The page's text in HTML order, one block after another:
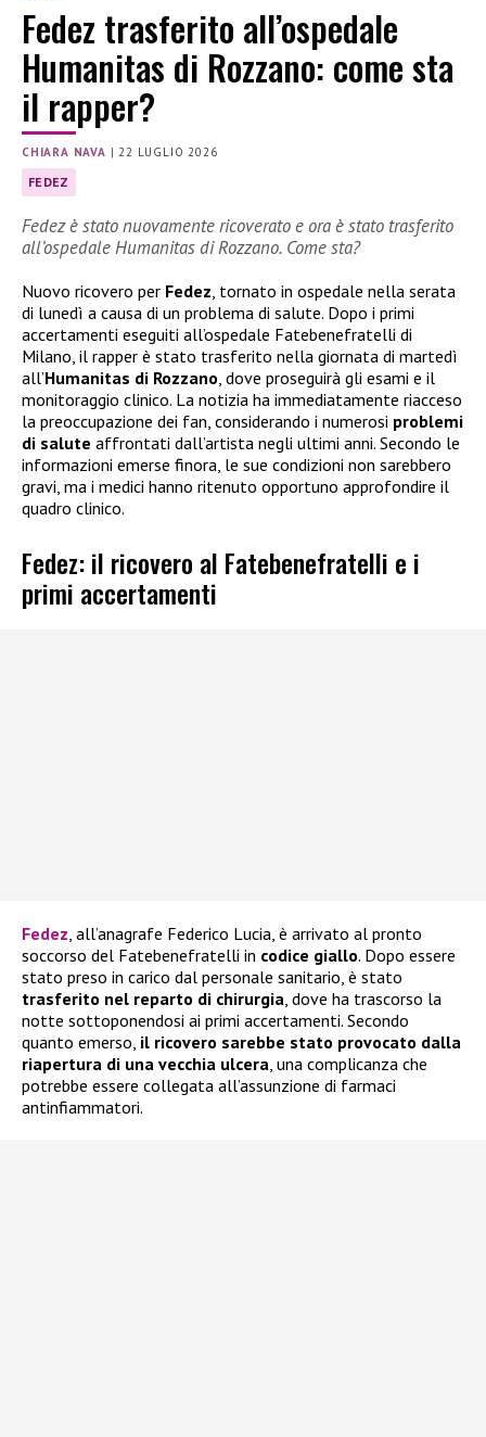
Fedez trasferito all’ospedale
Humanitas di Rozzano: come sta
il rapper?
CHIARA NAVA | 22 LUGLIO 2026
FEDEZ
Fedez è stato nuovamente ricoverato e ora è stato trasferito
all’ospedale Humanitas di Rozzano. Come sta?
Nuovo ricovero per Fedez , tornato in ospedale nella serata
di lunedì a causa di un problema di salute. Dopo i primi
accertamenti eseguiti all’ospedale Fatebenefratelli di
Milano, il rapper è stato trasferito nella giornata di martedì
all’Humanitas di Rozzano , dove proseguirà gli esami e il
monitoraggio clinico. La notizia ha immediatamente riacceso
la preoccupazione dei fan, considerando i numerosi problemi
di salute affrontati dall’artista negli ultimi anni. Secondo le
informazioni emerse finora, le sue condizioni non sarebbero
gravi, ma i medici hanno ritenuto opportuno approfondire il
quadro clinico.
Fedez: il ricovero al Fatebenefratelli e i
primi accertamenti
Fedez , all’anagrafe Federico Lucia, è arrivato al pronto
soccorso del Fatebenefratelli in codice giallo. Dopo essere
stato preso in carico dal personale sanitario, è stato
trasferito nel reparto di chirurgia , dove ha trascorso la
notte sottoponendosi ai primi accertamenti. Secondo
quanto emerso, il ricovero sarebbe stato provocato dalla
riapertura di una vecchia ulcera , una complicanza che
potrebbe essere collegata all’assunzione di farmaci
antinfiammatori.